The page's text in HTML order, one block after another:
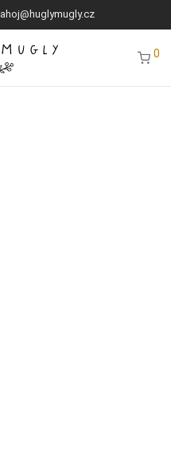
ahoj@huglymugly.cz
0